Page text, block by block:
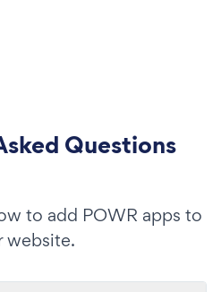
Questions
to add POWR apps to
website.